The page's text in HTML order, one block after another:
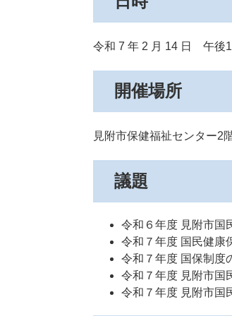
令和 7 年 2 月 14 日 午後
開催場所
見附市保健福祉センター2
議題
令和６年度 見附市国
令和７年度 国民健康
令和７年度 国保制度
令和７年度 見附市国
令和７年度 見附市国